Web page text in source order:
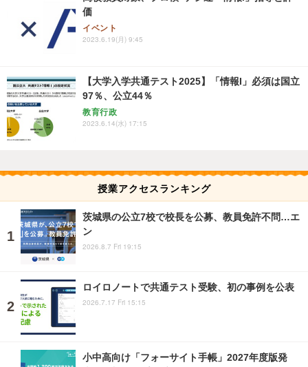
価
イベント
2023.6.19(月) 9:45
【大学入学共通テスト2025】「情報I」必須は国立
97％、公立44％
教育行政
2023.6.14(水) 17:15
授業アクセスランキング
茨城県の公立7校で校長を公募、教員免許不問…エ
ン
2026.8.7 Fri 19:15
ロイロノートで共通テスト受験、初の事例を公表
2026.7.17 Fri 15:15
小中高向け「フォーサイト手帳」2027年度版発